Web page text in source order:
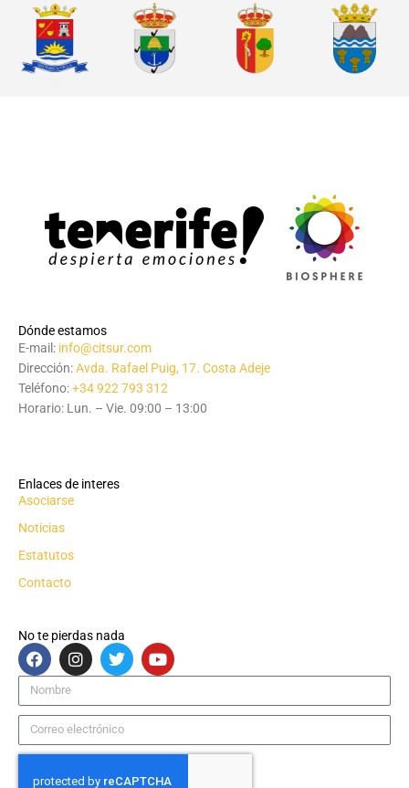
Dónde estamos
E-mail: info@citsur.com
Dirección:Avda. Rafael Puig, 17. Costa Adeje
Teléfono:+34 922 793 312
Horario: Lun. – Vie. 09:00 – 13:00
Enlaces de interes
Asociarse
Noticias
Estatutos
Contacto
No te pierdas nada
F
a
c
e
b
o
o
I
n
s
a
g
r
m
T
w
i
t
e
r
Y
o
u
u
e
Nombre
Correo
electrónico